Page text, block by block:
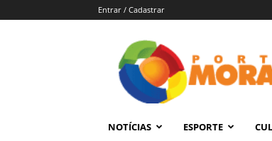
Entrar / Cadastrar
Morada
–
NOTÍCIAS ESPORTE